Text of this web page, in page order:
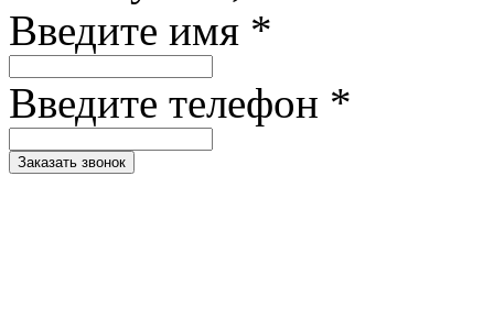
Введите имя *
Введите телефон *